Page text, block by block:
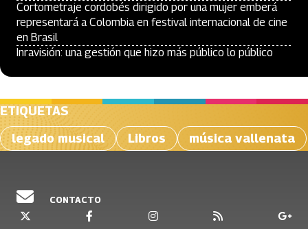
Cortometraje cordobés dirigido por una mujer emberá
representará a Colombia en festival internacional de cine
en Brasil
Inravisión: una gestión que hizo más público lo público
ETIQUETAS
legado musical
Libros música vallenata
CONTACTO